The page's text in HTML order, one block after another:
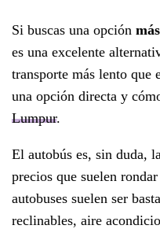
Si buscas una opción
es una excelente
transporte más lento que
una opción directa y
Lumpur.
El autobús es, sin duda,
precios que suelen
autobuses suelen ser
reclinables, aire